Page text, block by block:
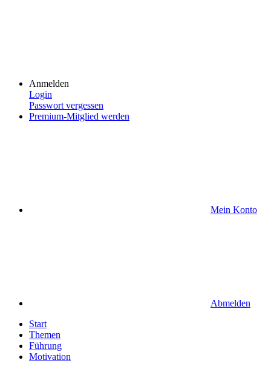
Anmelden
Login
Passwort vergessen
Premium-Mitglied werden
Mein Konto
Abmelden
Start
Themen
Führung
Motivation